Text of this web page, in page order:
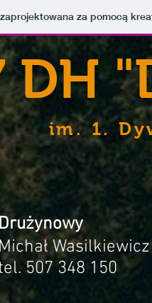
zaprojektowana za pomocą
DH
im. 1.
Drużynowy
507 348 150